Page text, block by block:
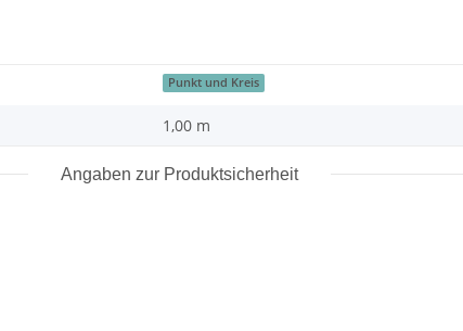
Punkt und Kreis
1,00 m
Angaben zur Produktsicherheit